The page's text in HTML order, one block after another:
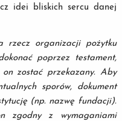
idei bliskich sercu danej
rzecz organizacji pożytku
poprzez testament,
zostać przekazany. Aby
sporów, dokument
(np. nazwę fundacji).
zgodny z wymaganiami